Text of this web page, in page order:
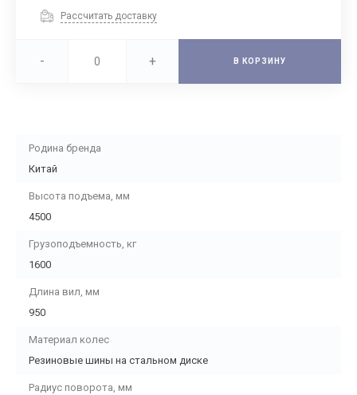
Рассчитать доставку
- + В КОРЗИНУ
Родина бренда
Китай
Высота подъема, мм
4500
Грузоподъемность, кг
1600
Длина вил, мм
950
Материал колес
Резиновые шины на стальном диске
Радиус поворота, мм